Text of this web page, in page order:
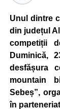
Unul dintre
din județul
competiții
Duminică,
desfășura
mountain
Sebeș”,
în